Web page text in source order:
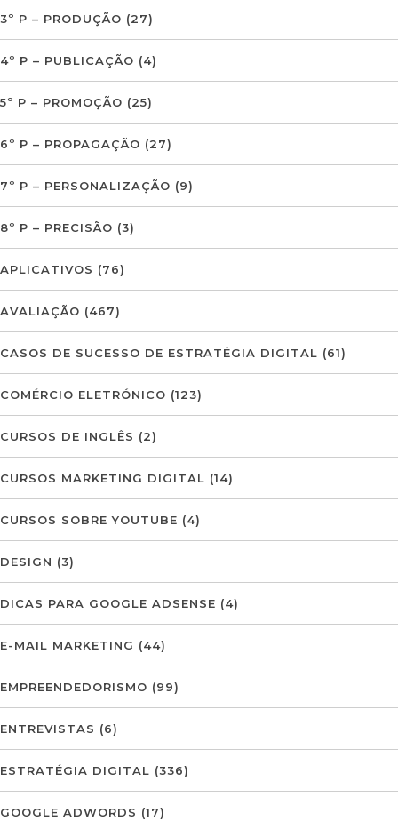
3º P – PRODUÇÃO (27)
4º P – PUBLICAÇÃO (4)
5º P – PROMOÇÃO (25)
6º P – PROPAGAÇÃO (27)
7º P – PERSONALIZAÇÃO (9)
8º P – PRECISÃO (3)
APLICATIVOS (76)
AVALIAÇÃO (467)
CASOS DE SUCESSO DE ESTRATÉGIA DIGITAL (61)
COMÉRCIO ELETRÓNICO (123)
CURSOS DE INGLÊS (2)
CURSOS MARKETING DIGITAL (14)
CURSOS SOBRE YOUTUBE (4)
DESIGN (3)
DICAS PARA GOOGLE ADSENSE (4)
E-MAIL MARKETING (44)
EMPREENDEDORISMO (99)
ENTREVISTAS (6)
ESTRATÉGIA DIGITAL (336)
GOOGLE ADWORDS (17)